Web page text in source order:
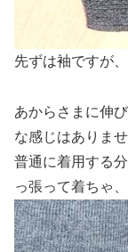
先ずは袖ですが
あからさまに伸
な感じはありませ
普通に着用する
っ張って着ちゃ